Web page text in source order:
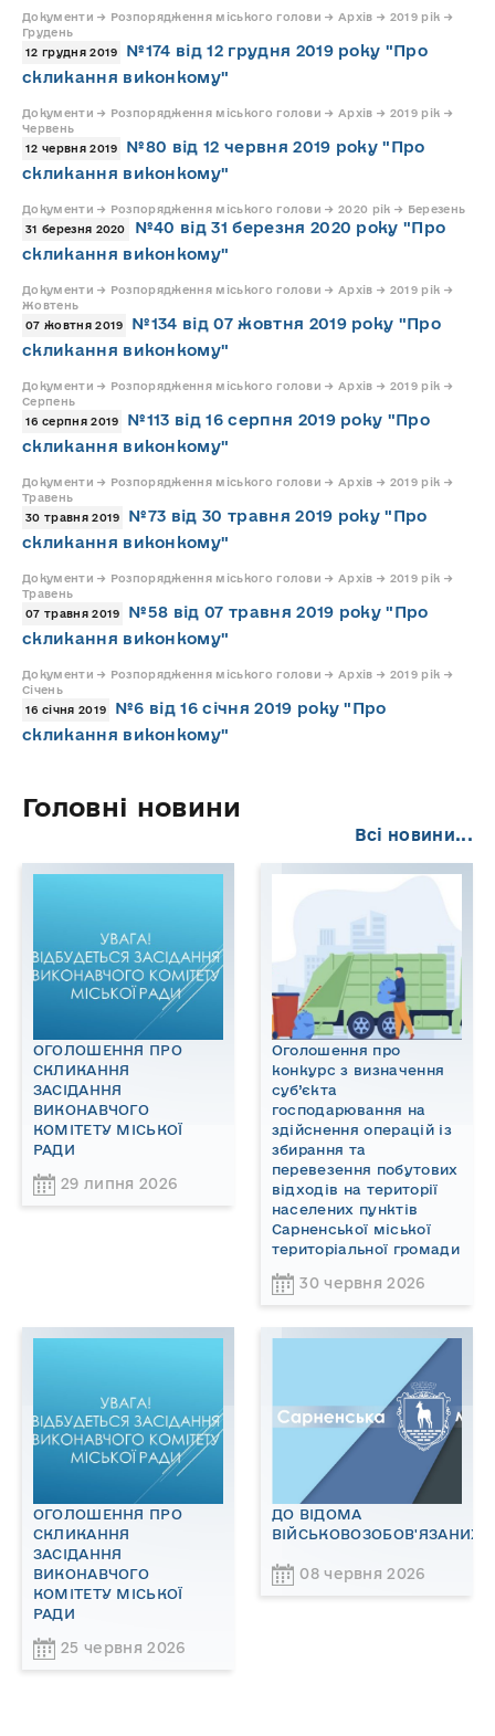
Документи → Розпорядження міського голови → Архів → 2019 рік →
Грудень
12 грудня 2019
№174 від 12 грудня 2019 року "Про
скликання виконкому"
Документи → Розпорядження міського голови → Архів → 2019 рік →
Червень
12 червня 2019
№80 від 12 червня 2019 року "Про
скликання виконкому"
Документи → Розпорядження міського голови → 2020 рік → Березень
31 березня 2020
№40 від 31 березня 2020 року "Про
скликання виконкому"
Документи → Розпорядження міського голови → Архів → 2019 рік →
Жовтень
07 жовтня 2019
№134 від 07 жовтня 2019 року "Про
скликання виконкому"
Документи → Розпорядження міського голови → Архів → 2019 рік →
Серпень
16 серпня 2019
№113 від 16 серпня 2019 року "Про
скликання виконкому"
Документи → Розпорядження міського голови → Архів → 2019 рік →
Травень
30 травня 2019
№73 від 30 травня 2019 року "Про
скликання виконкому"
Документи → Розпорядження міського голови → Архів → 2019 рік →
Травень
07 травня 2019
№58 від 07 травня 2019 року "Про
скликання виконкому"
Документи → Розпорядження міського голови → Архів → 2019 рік →
Січень
16 січня 2019
№6 від 16 січня 2019 року "Про
скликання виконкому"
Головні новини
Всі новини...
ОГОЛОШЕННЯ ПРО
СКЛИКАННЯ
ЗАСІДАННЯ
ВИКОНАВЧОГО
КОМІТЕТУ МІСЬКОЇ
РАДИ
29 липня 2026
Оголошення про
конкурс з визначення
суб’єкта
господарювання на
здійснення операцій із
збирання та
перевезення побутових
відходів на території
населених пунктів
Сарненської міської
територіальної громади
30 червня 2026
ОГОЛОШЕННЯ ПРО
СКЛИКАННЯ
ЗАСІДАННЯ
ВИКОНАВЧОГО
КОМІТЕТУ МІСЬКОЇ
РАДИ
25 червня 2026
ДО ВІДОМА
ВІЙСЬКОВОЗОБОВ'ЯЗАНИХ!
08 червня 2026